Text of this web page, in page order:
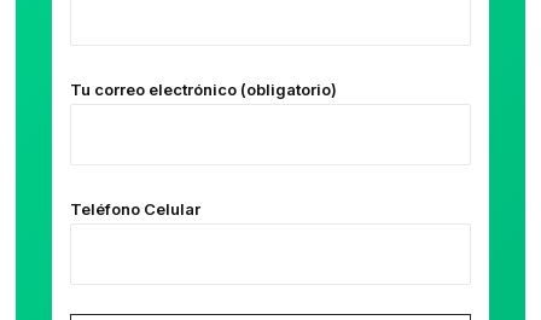
Tu correo electrónico (obligatorio)
Teléfono Celular